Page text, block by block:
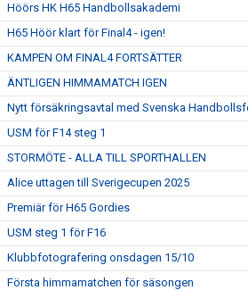
Höörs HK H65 Handbollsakademi
H65 Höör klart för Final4 - igen!
KAMPEN OM FINAL4 FORTSÄTTER
ÄNTLIGEN HIMMAMATCH IGEN
Nytt försäkringsavtal med Svenska
USM för F14 steg 1
STORMÖTE - ALLA TILL SPORTHALLEN
Alice uttagen till Sverigecupen 2025
Premiär för H65 Gordies
USM steg 1 för F16
Klubbfotografering onsdagen 15/10
Första himmamatchen för säsongen